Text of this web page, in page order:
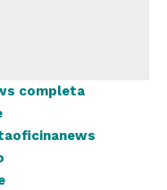
completa